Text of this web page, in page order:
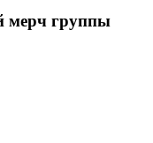
мерч группы